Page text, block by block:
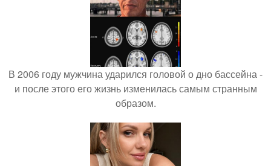
В 2006 году мужчина ударился головой о дно бассейна -
и после этого его жизнь изменилась самым странным
образом.